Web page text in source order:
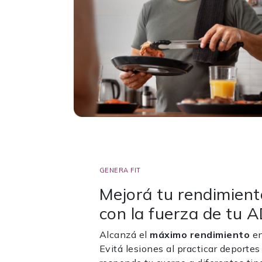
GENERA FIT
Mejorá tu
con la fuerza de tu
Alcanzá el máximo rendimiento
Evitá lesiones al practicar